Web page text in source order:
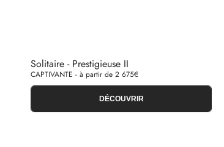
Solitaire - Prestigieuse II
CAPTIVANTE - à partir de 2 675€
DÉCOUVRIR